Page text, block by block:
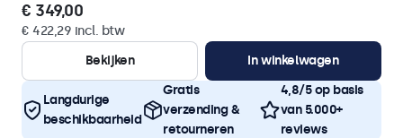
€ 349,00
€ 422,29 incl. btw
Bekijken
In winkelwagen
Langdurige
beschikbaarheid
Gratis
verzending &
retourneren
4,8/5 op basis
van 5.000+
reviews